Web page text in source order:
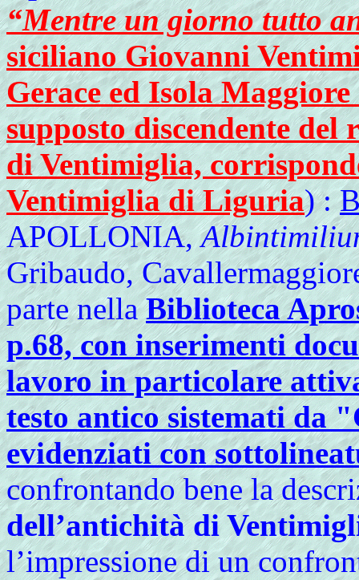
“Mentre un giorno tutto
siciliano Giovanni
Gerace ed Isola
supposto discendente
di Ventimiglia,
Ventimiglia di Liguria) :
APOLLONIA,
Gribaudo,
parte nellaBiblioteca
p.68, con inserimenti
lavoro in particolare
testo antico sistemati da
evidenziati con
confrontando bene la
dell’antichità di
l’impressione di un